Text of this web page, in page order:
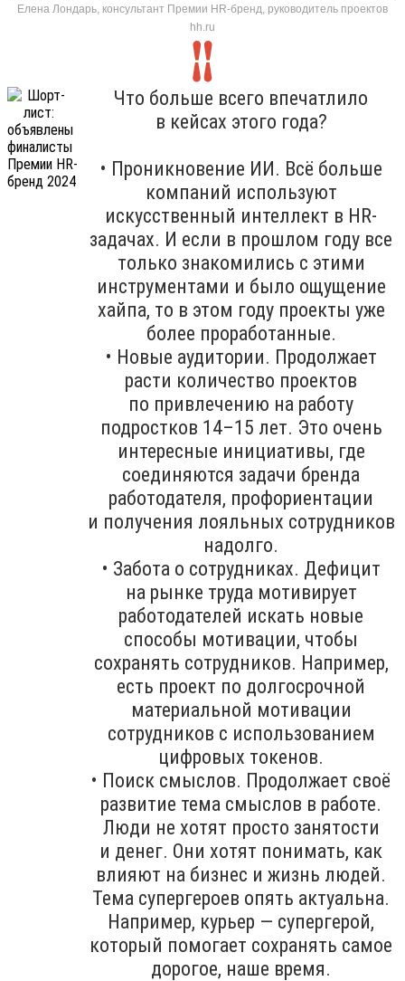
Елена Лондарь, консультант Премии HR-бренд, руководитель проектов
hh.ru
Что больше всего впечатлило
в кейсах этого года?
• Проникновение ИИ. Всё больше
компаний используют
искусственный интеллект в HR-
задачах. И если в прошлом году все
только знакомились с этими
инструментами и было ощущение
хайпа, то в этом году проекты уже
более проработанные.
• Новые аудитории. Продолжает
расти количество проектов
по привлечению на работу
подростков 14–15 лет. Это очень
интересные инициативы, где
соединяются задачи бренда
работодателя, профориентации
и получения лояльных сотрудников
надолго.
• Забота о сотрудниках. Дефицит
на рынке труда мотивирует
работодателей искать новые
способы мотивации, чтобы
сохранять сотрудников. Например,
есть проект по долгосрочной
материальной мотивации
сотрудников с использованием
цифровых токенов.
• Поиск смыслов. Продолжает своё
развитие тема смыслов в работе.
Люди не хотят просто занятости
и денег. Они хотят понимать, как
влияют на бизнес и жизнь людей.
Тема супергероев опять актуальна.
Например, курьер — супергерой,
который помогает сохранять самое
дорогое, наше время.